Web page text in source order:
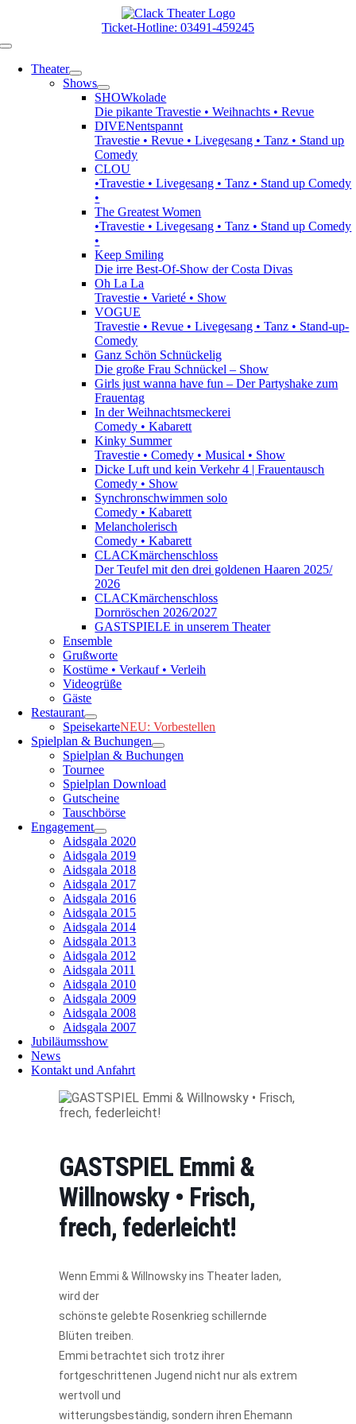
springen
Ticket-Hotline: 03491-459245
Toggle
NavigationTheater
Shows
SHOWkolade
Die pikante Travestie • Weihnachts • Revue
DIVENentspannt
Travestie • Revue • Livegesang • Tanz • Stand up
Comedy
CLOU
•Travestie • Livegesang • Tanz • Stand up Comedy
•
The Greatest Women
•Travestie • Livegesang • Tanz • Stand up Comedy
•
Keep Smiling
Die irre Best-Of-Show der Costa Divas
Oh La La
Travestie • Varieté • Show
VOGUE
Travestie • Revue • Livegesang • Tanz • Stand-up-
Comedy
Ganz Schön Schnückelig
Die große Frau Schnückel – Show
Girls just wanna have fun – Der Partyshake zum
Frauentag
In der Weihnachtsmeckerei
Comedy • Kabarett
Kinky Summer
Travestie • Comedy • Musical • Show
Dicke Luft und kein Verkehr 4 | Frauentausch
Comedy • Show
Synchronschwimmen solo
Comedy • Kabarett
Melancholerisch
Comedy • Kabarett
CLACKmärchenschloss
Der Teufel mit den drei goldenen Haaren 2025/
2026
CLACKmärchenschloss
Dornröschen 2026/2027
GASTSPIELE in unserem Theater
Ensemble
Grußworte
Kostüme • Verkauf • Verleih
Videogrüße
Gäste
Restaurant
SpeisekarteNEU: Vorbestellen
Spielplan & Buchungen
Spielplan & Buchungen
Tournee
Spielplan Download
Gutscheine
Tauschbörse
Engagement
Aidsgala 2020
Aidsgala 2019
Aidsgala 2018
Aidsgala 2017
Aidsgala 2016
Aidsgala 2015
Aidsgala 2014
Aidsgala 2013
Aidsgala 2012
Aidsgala 2011
Aidsgala 2010
Aidsgala 2009
Aidsgala 2008
Aidsgala 2007
Jubiläumsshow
News
Kontakt und Anfahrt
GASTSPIEL Emmi &
Willnowsky • Frisch,
frech, federleicht!
Wenn Emmi & Willnowsky ins Theater laden,
wird der
schönste gelebte Rosenkrieg schillernde
Blüten treiben.
Emmi betrachtet sich trotz ihrer
fortgeschrittenen Jugend nicht nur als extrem
wertvoll und
witterungsbeständig, sondern ihren Ehemann